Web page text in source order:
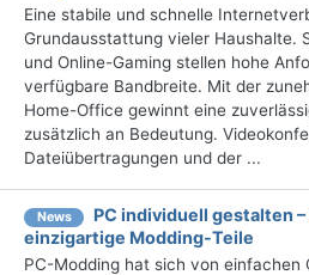
Eine stabile und schnelle
Grundausstattung vieler Haushalte.
und Online-Gaming stellen hohe
verfügbare Bandbreite. Mit der
Home-Office gewinnt eine
zusätzlich an Bedeutung.
Dateiübertragungen und der ...
News
PC individuell gestalten
einzigartige Modding-Teile
PC-Modding hat sich von einfachen